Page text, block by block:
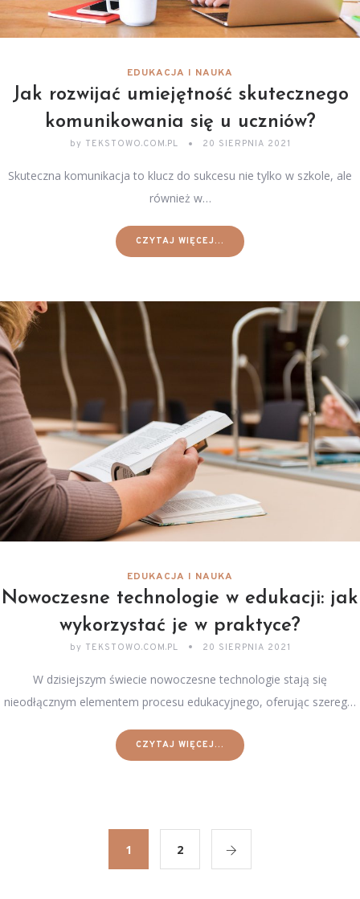
EDUKACJA I NAUKA
Jak rozwijać umiejętność skutecznego
komunikowania się u uczniów?
by TEKSTOWO.COM.PL 20 SIERPNIA 2021
Skuteczna komunikacja to klucz do sukcesu nie tylko w szkole, ale
również w…
CZYTAJ WIĘCEJ...
EDUKACJA I NAUKA
Nowoczesne technologie w edukacji: jak
wykorzystać je w praktyce?
by TEKSTOWO.COM.PL 20 SIERPNIA 2021
W dzisiejszym świecie nowoczesne technologie stają się
nieodłącznym elementem procesu edukacyjnego, oferując szereg…
CZYTAJ WIĘCEJ...
1 2